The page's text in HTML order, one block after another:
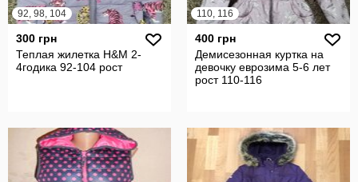
92, 98, 104
300 грн
Теплая жилетка H&M 2-
4годика 92-104 рост
110, 116
400 грн
Демисезонная куртка на
девочку еврозима 5-6 лет
рост 110-116